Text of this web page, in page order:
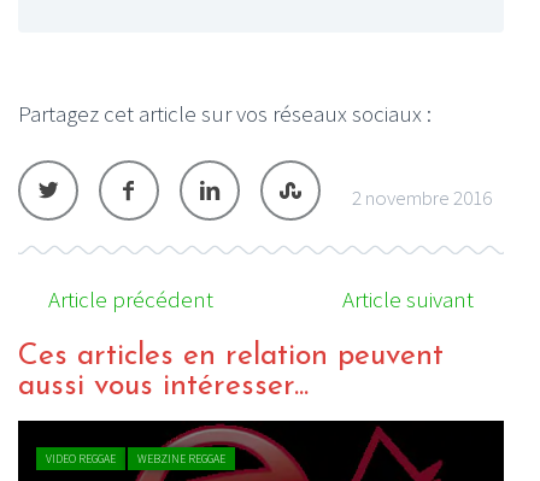
Partagez cet article sur vos réseaux sociaux :
2 novembre 2016
Article précédent Article suivant
Ces articles en relation peuvent
aussi vous intéresser...
VIDEO REGGAE WEBZINE REGGAE